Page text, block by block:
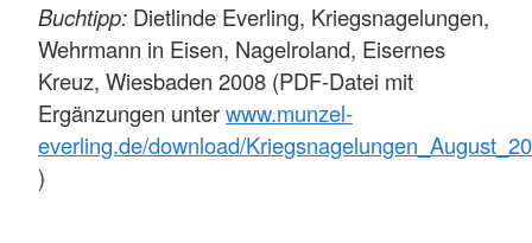
Buchtipp: Dietlinde Everling, Kriegsnagelungen,
Wehrmann in Eisen, Nagelroland, Eisernes
Kreuz, Wiesbaden 2008 (PDF-Datei mit
Ergänzungen unterwww.munzel-
everling.de/download/
)